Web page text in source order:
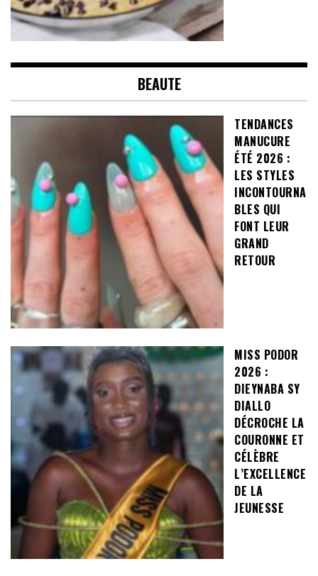
BEAUTE
TENDANCES
MANUCURE
ÉTÉ 2026 :
LES STYLES
INCONTOURNA
BLES QUI
FONT LEUR
GRAND
RETOUR
MISS PODOR
2026 :
DIEYNABA SY
DIALLO
DÉCROCHE LA
COURONNE ET
CÉLÈBRE
L’EXCELLENCE
DE LA
JEUNESSE